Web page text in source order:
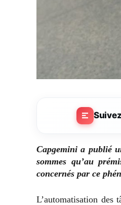
Capgemini a publié
sommes qu’au
concernés par ce
L’automatisation des